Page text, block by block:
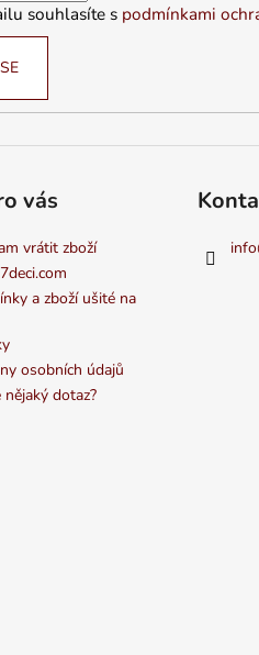
souhlasíte s podmínkami
vás
vrátit zboží
a zboží ušité na
osobních údajů
dotaz?
info